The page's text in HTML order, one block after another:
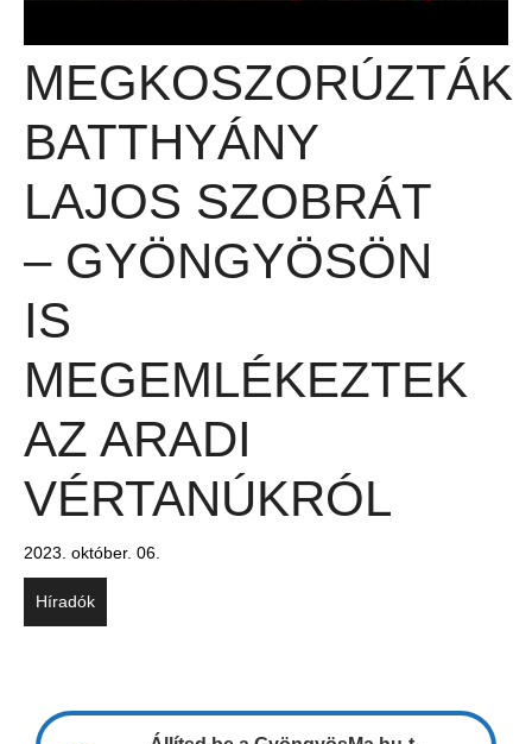
MEGKOSZORÚZTÁK
BATTHYÁNY
LAJOS SZOBRÁT
– GYÖNGYÖSÖN
IS
MEGEMLÉKEZTEK
AZ ARADI
VÉRTANÚKRÓL
2023. október. 06.
Híradók